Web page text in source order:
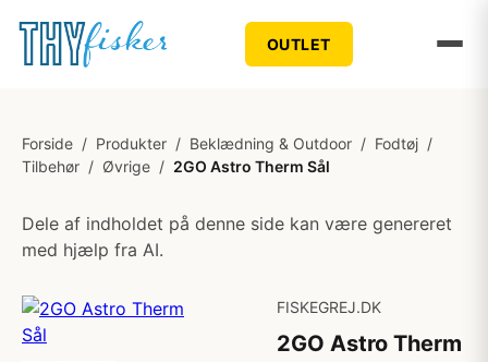
OUTLET
Forside / Produkter / Beklædning & Outdoor / Fodtøj /
Tilbehør / Øvrige / 2GO Astro Therm Sål
Dele af indholdet på denne side kan være genereret
med hjælp fra AI.
FISKEGREJ.DK
2GO Astro Therm